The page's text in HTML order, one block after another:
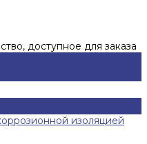
доступное для заказа
изоляцией